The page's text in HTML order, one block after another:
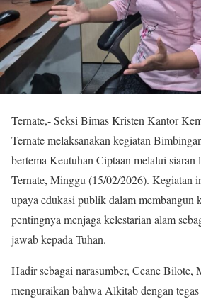
Ternate,- Seksi Bimas Kristen Kantor
Ternate melaksanakan kegiatan
bertema Keutuhan Ciptaan melalui siaran
Ternate, Minggu (15/02/2026). Kegiatan
upaya edukasi publik dalam membangun
pentingnya menjaga kelestarian alam
jawab kepada Tuhan.
Hadir sebagai narasumber, Ceane
menguraikan bahwa Alkitab dengan